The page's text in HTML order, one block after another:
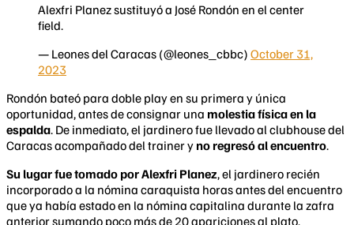
Alexfri Planez sustituyó a José Rondón en el center
field.
— Leones del Caracas (@leones_cbbc) October 31,
2023
Rondón bateó para doble play en su primera y única
oportunidad, antes de consignar una molestia física en la
espalda. De inmediato, el jardinero fue llevado al clubhouse del
Caracas acompañado del trainer y no regresó al encuentro.
Su lugar fue tomado por Alexfri Planez, el jardinero recién
incorporado a la nómina caraquista horas antes del encuentro
que ya había estado en la nómina capitalina durante la zafra
anterior sumando poco más de 20 apariciones al plato.